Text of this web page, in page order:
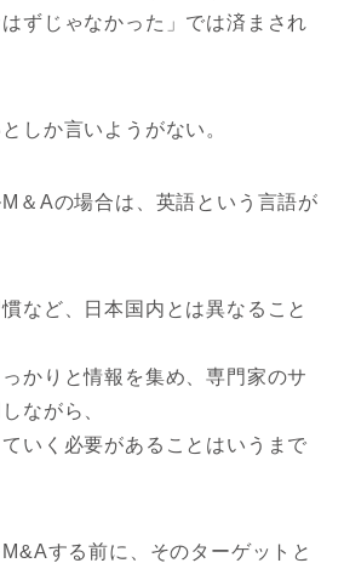
ずじゃなかった」では済まされ
しか言いようがない。
＆Aの場合は、英語という言語が
など、日本国内とは異なること
かりと情報を集め、専門家のサ
ながら、
いく必要があることはいうまで
する前に、そのターゲットと